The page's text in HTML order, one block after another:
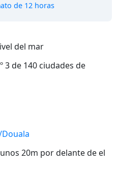
de 12 horas
del mar
3 de 140 ciudades de
20m por delante de el